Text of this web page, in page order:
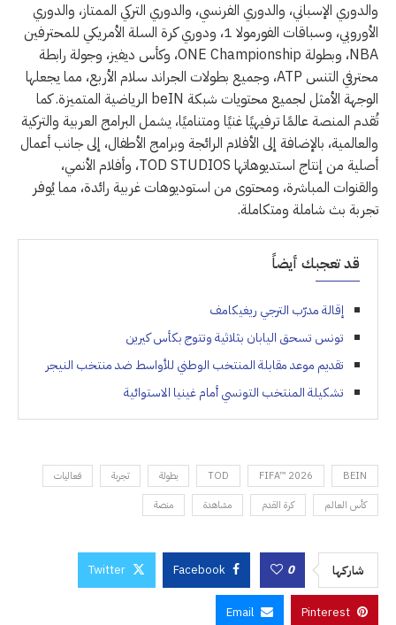
والدوري الإسباني، والدوري الفرنسي، والدوري التركي الممتاز، والدوري
الأوروبي، وسباقات الفورمولا 1، ودوري كرة السلة الأمريكي للمحترفين
NBA، وبطولة ONE Championship، وكأس ديفيز، وجولة رابطة
محترفي التنس ATP، وجميع بطولات الجراند سلام الأربع، مما يجعلها
الوجهة الأمثل لجميع محتويات شبكة beIN الرياضية المتميزة. كما
تُقدم المنصة عالمًا ترفيهيًا غنيًا ومتناميًا، يشمل البرامج العربية والتركية
والعالمية، بالإضافة إلى الأفلام الرائجة وبرامج الأطفال، إلى جانب أعمال
أصلية من إنتاج استديوهاتها TOD STUDIOS، وأفلام الأنمي،
والقنوات المباشرة، ومحتوى من استوديوهات غربية رائدة، مما يُوفر
تجربة بث شاملة ومتكاملة.
قد تعجبك أيضاً
إقالة مدرّب الترجي ريغيكامف
تونس تسحق اليابان بثلاثية وتتوج بكأس كيرين
تقديم موعد مقابلة المنتخب الوطني للأواسط ضد منتخب النيجر
تشكيلة المنتخب التونسي أمام غينيا الاستوائية
BEIN
FIFA™ 2026
TOD بطولة تجربة
فعاليات
كأس العالم
كرة القدم مشاهدة منصة
شاركها 0
Facebook
Twitter
Pinterest
Email